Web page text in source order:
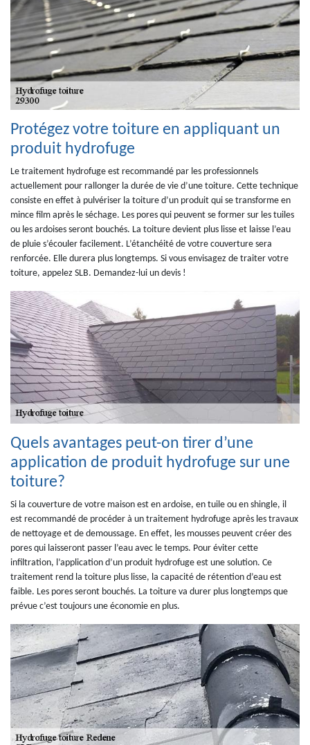
Protégez votre toiture en appliquant un
produit hydrofuge
Le traitement hydrofuge est recommandé par les professionnels
actuellement pour rallonger la durée de vie d’une toiture. Cette technique
consiste en effet à pulvériser la toiture d’un produit qui se transforme en
mince film après le séchage. Les pores qui peuvent se former sur les tuiles
ou les ardoises seront bouchés. La toiture devient plus lisse et laisse l’eau
de pluie s’écouler facilement. L’étanchéité de votre couverture sera
renforcée. Elle durera plus longtemps. Si vous envisagez de traiter votre
toiture, appelez SLB. Demandez-lui un devis !
Quels avantages peut-on tirer d’une
application de produit hydrofuge sur une
toiture?
Si la couverture de votre maison est en ardoise, en tuile ou en shingle, il
est recommandé de procéder à un traitement hydrofuge après les travaux
de nettoyage et de demoussage. En effet, les mousses peuvent créer des
pores qui laisseront passer l’eau avec le temps. Pour éviter cette
infiltration, l’application d’un produit hydrofuge est une solution. Ce
traitement rend la toiture plus lisse, la capacité de rétention d’eau est
faible. Les pores seront bouchés. La toiture va durer plus longtemps que
prévue c’est toujours une économie en plus.